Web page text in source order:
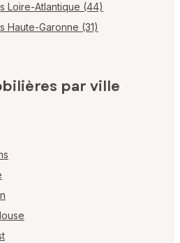
Loire-Atlantique (44)
Haute-Garonne (31)
par ville